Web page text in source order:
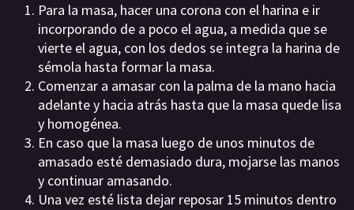
Para la masa, hacer una corona con el harina e ir
incorporando de a poco el agua, a medida que se
vierte el agua, con los dedos se integra la harina de
sémola hasta formar la masa.
Comenzar a amasar con la palma de la mano hacia
adelante y hacia atrás hasta que la masa quede lisa
y homogénea.
En caso que la masa luego de unos minutos de
amasado esté demasiado dura, mojarse las manos
y continuar amasando.
Una vez esté lista dejar reposar 15 minutos dentro